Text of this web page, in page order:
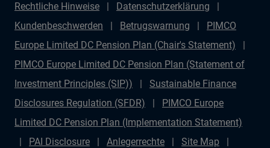
Rechtliche Hinweise
Datenschutzerklärung
Kundenbeschwerden
Betrugswarnung
PIMCO
Europe Limited DC Pension Plan (Chair's Statement)
PIMCO Europe Limited DC Pension Plan (Statement of
Investment Principles (SIP))
Sustainable Finance
Disclosures Regulation (SFDR)
PIMCO Europe
Limited DC Pension Plan (Implementation Statement)
PAI Disclosure
Anlegerrechte
Site Map